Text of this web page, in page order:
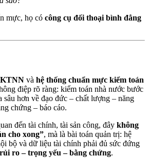
mực, họ có công cụ đối thoại bình đẳng
KTNN và hệ thống chuẩn mực kiểm toán
điệp rõ ràng: kiểm toán nhà nước bước
sâu hơn về đạo đức – chất lượng – năng
chứng – báo cáo.
đến tài chính, tài sản công, đây không
cho xong”, mà là bài toán quản trị: hệ
bộ và dữ liệu tài chính phải đủ sức đứng
rủi ro – trọng yếu – bằng chứng.